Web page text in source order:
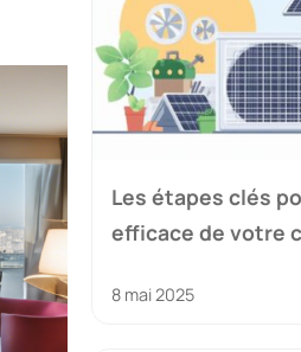
Les étapes clés
efficace de votre
8 mai 2025